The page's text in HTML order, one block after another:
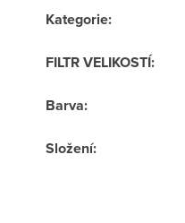
Kategorie:
FILTR VELIKOSTÍ:
Barva:
Složení: